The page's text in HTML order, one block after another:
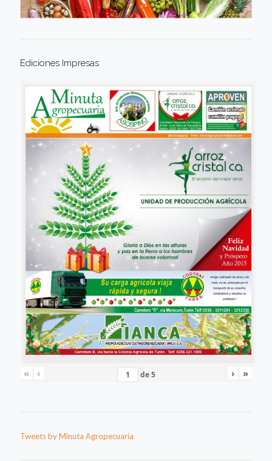
Ediciones Impresas
« ‹ de5 › »
Tweets by Minuta Agropecuaria